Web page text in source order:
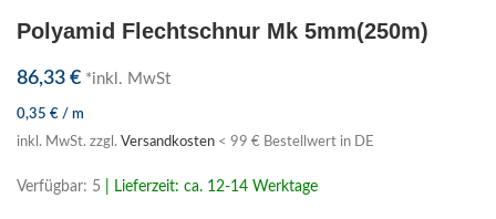
Polyamid Flechtschnur Mk 5mm(250m)
86,33 € *inkl. MwSt
0,35 € / m
inkl. MwSt. zzgl. Versandkosten < 99 € Bestellwert in DE
Verfügbar: 5 | Lieferzeit: ca. 12-14 Werktage